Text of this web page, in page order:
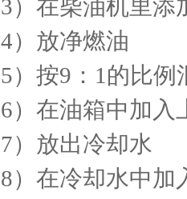
3）在柴油机里添
4）放净燃油
5）按9：1的比
6）在油箱中加入
7）放出冷却水
8）在冷却水中加